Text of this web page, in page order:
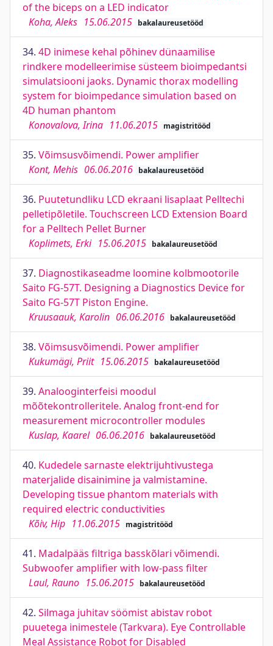
of the biceps on a LED indicator
Koha, Aleks 15.06.2015 bakalaureusetööd
34. 4D inimese kehal põhinev dünaamilise
rindkere modelleerimise süsteem bioimpedantsi
simulatsiooni jaoks. Dynamic thorax modelling
system for bioimpedance simulation based on
4D human phantom
Konovalova, Irina 11.06.2015 magistritööd
35. Võimsusvõimendi. Power amplifier
Kont, Mehis 06.06.2016 bakalaureusetööd
36. Puutetundliku LCD ekraani lisaplaat Pelltechi
pelletipõletile. Touchscreen LCD Extension Board
for a Pelltech Pellet Burner
Koplimets, Erki 15.06.2015 bakalaureusetööd
37. Diagnostikaseadme loomine kolbmootorile
Saito FG-57T. Designing a Diagnostics Device for
Saito FG-57T Piston Engine.
Kruusaauk, Karolin 06.06.2016 bakalaureusetööd
38. Võimsusvõimendi. Power amplifier
Kukumägi, Priit 15.06.2015 bakalaureusetööd
39. Analooginterfeisi moodul
mõõtekontrolleritele. Analog front-end for
measurement microcontroller modules
Kuslap, Kaarel 06.06.2016 bakalaureusetööd
40. Kudedele sarnaste elektrijuhtivustega
materjalide disainimine ja valmistamine.
Developing tissue phantom materials with
required electric conductivities
Kõiv, Hip 11.06.2015 magistritööd
41. Madalpääs filtriga basskõlari võimendi.
Subwoofer amplifier with low-pass filter
Laul, Rauno 15.06.2015 bakalaureusetööd
42. Silmaga juhitav söömist abistav robot
puuetega inimestele (Tarkvara). Eye Controllable
Meal Assistance Robot for Disabled